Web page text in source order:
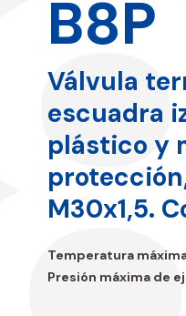
B8P
Válvula
escuadra
plástico y
M30x1,5.
Temperatura
Presión máxima de